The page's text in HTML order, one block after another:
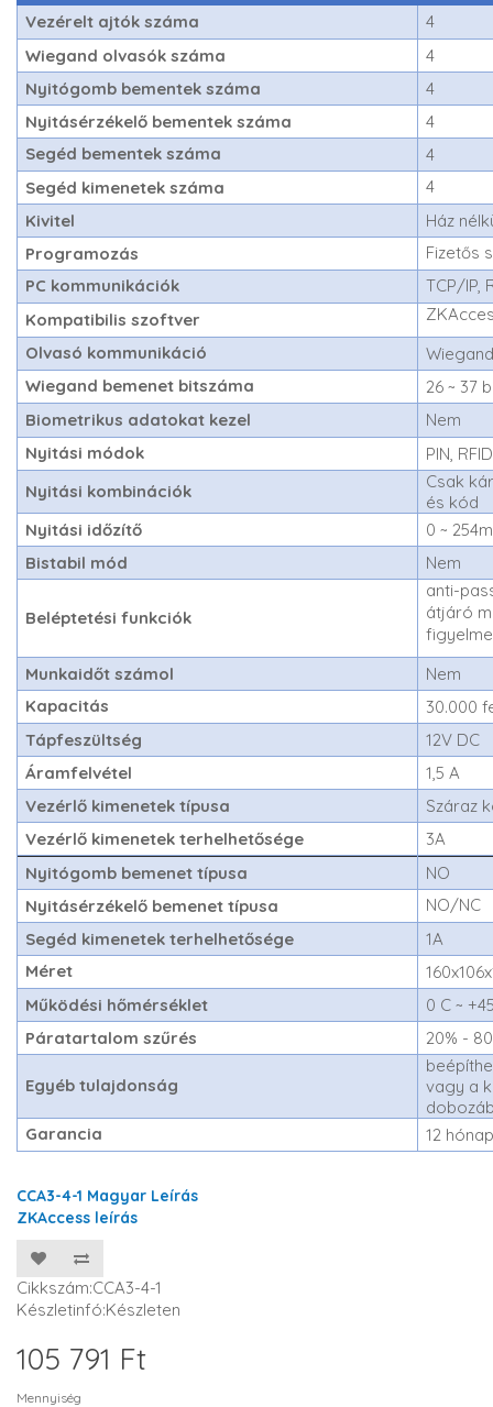
Vezérelt ajtók száma
4
Wiegand olvasók száma
4
Nyitógomb bementek száma
4
Nyitásérzékelő bementek száma
4
Segéd bementek száma
4
Segéd kimenetek száma
4
Kivitel
Ház
Programozás
Fizetős
PC kommunikációk
TCP/IP,
Kompatibilis szoftver
Olvasó kommunikáció
Wiegand bemenet bitszáma
26 ~ 37
Biometrikus adatokat kezel
Nem
Nyitási módok
PIN,
Nyitási kombinációk
Csak
és kód
Nyitási időzítő
0 ~
Bistabil mód
Nem
Beléptetési funkciók
anti-
átjáró
Munkaidőt számol
Nem
Kapacitás
30.000
Tápfeszültség
12V DC
Áramfelvétel
1,5 A
Vezérlő kimenetek típusa
Száraz
Vezérlő kimenetek terhelhetősége
3A
Nyitógomb bemenet típusa
NO
Nyitásérzékelő bemenet típusa
NO/NC
Segéd kimenetek terhelhetősége
1A
Méret
Működési hőmérséklet
0 C ~
Páratartalom szűrés
20% -
Egyéb tulajdonság
vagy a
Garancia
12
CCA3-4-1 Magyar Leírás
ZKAccess leírás
Cikkszám:CCA3-4-1
Készletinfó:Készleten
105 791 Ft
Mennyiség